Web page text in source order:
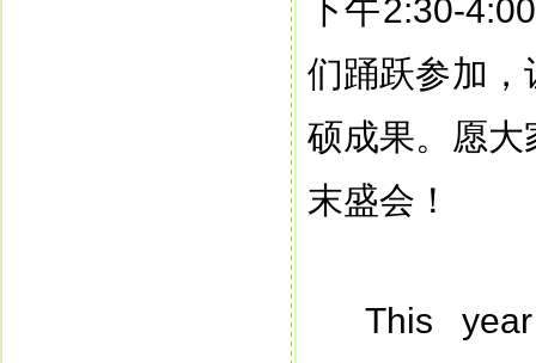
下午2:30-
们踊跃参加，
硕成果。愿大
末盛会！
This